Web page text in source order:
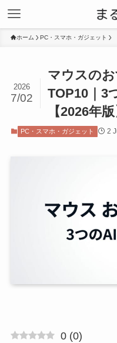
ホーム PC・スマホ・ガジェット
マウスの
TOP10｜3
【2026年版
2026
7/02
PC・スマホ・ガジェット 2
0 (0)